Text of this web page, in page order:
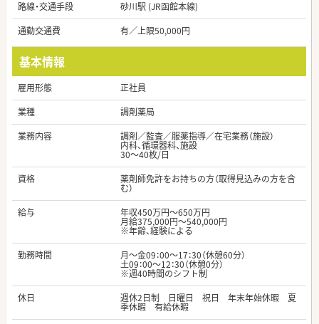
路線・交通手段
砂川駅 (JR函館本線)
通勤交通費
有／上限50,000円
基本情報
雇用形態
正社員
業種
調剤薬局
業務内容
調剤／監査／服薬指導／在宅業務（施設）
内科、循環器科、施設
30～40枚/日
資格
薬剤師免許をお持ちの方（取得見込みの方を含
む）
給与
年収450万円～650万円
月給375,000円～540,000円
※年齢、経験による
勤務時間
月～金09：00～17：30（休憩60分）
土09：00～12：30（休憩0分）
※週40時間のシフト制
休日
週休2日制 日曜日 祝日 年末年始休暇 夏
季休暇 有給休暇